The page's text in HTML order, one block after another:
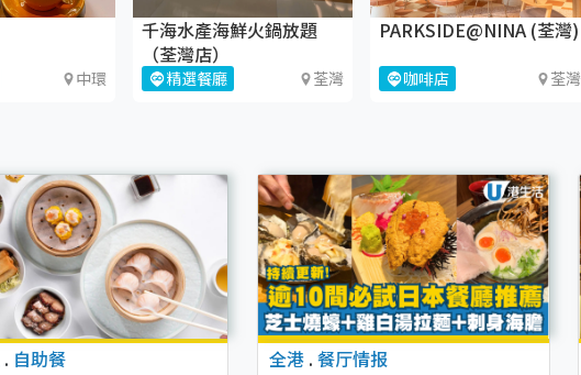
中環
千海水產海鮮火鍋放題
（荃灣店）
精選餐廳 荃灣
PARKSIDE@NINA (荃灣)
咖啡店 荃灣
. 自助餐 全港 . 餐厅情报